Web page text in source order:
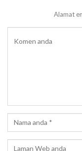
Alamat